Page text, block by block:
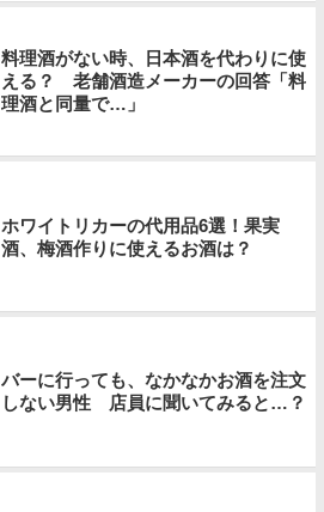
料理酒がない時、日本酒を代わりに使
える？ 老舗酒造メーカーの回答「料
理酒と同量で…」
ホワイトリカーの代用品6選！果実
酒、梅酒作りに使えるお酒は？
バーに行っても、なかなかお酒を注文
しない男性 店員に聞いてみると…？